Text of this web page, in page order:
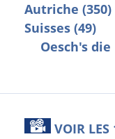
Autriche (350)
Suisses (49)
Oesch's
VOIR LES